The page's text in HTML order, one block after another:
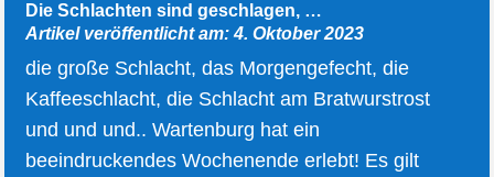
Die Schlachten sind geschlagen, …
Artikel veröffentlicht am: 4. Oktober 2023
die große Schlacht, das Morgengefecht, die
Kaffeeschlacht, die Schlacht am Bratwurstrost
und und und.. Wartenburg hat ein
beeindruckendes Wochenende erlebt! Es gilt